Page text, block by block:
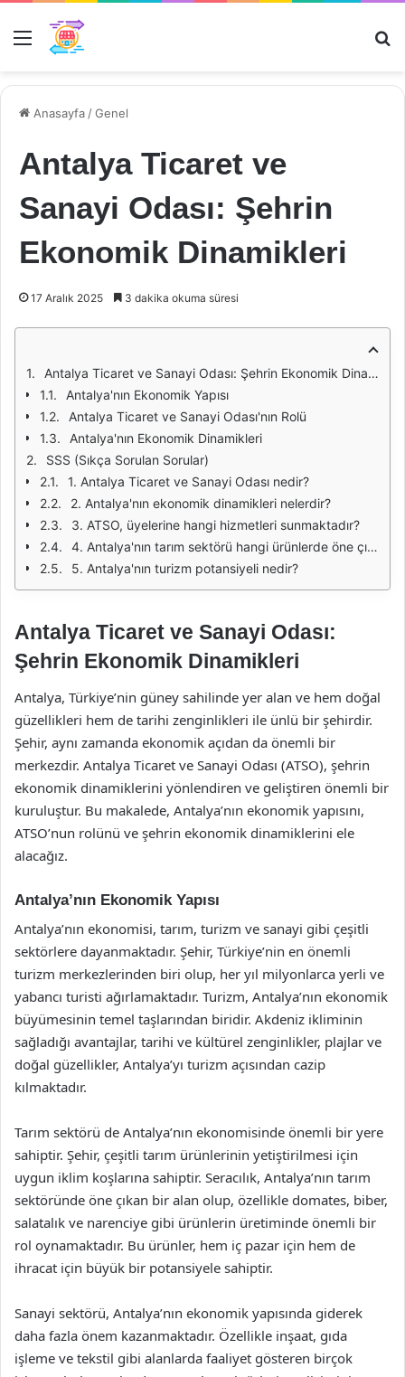
Menü
Anasayfa /Genel
Antalya Ticaret ve
Sanayi Odası: Şehrin
Ekonomik Dinamikleri
17 Aralık 2025 3 dakika okuma süresi
Antalya Ticaret ve Sanayi Odası: Şehrin Ekonomik Dinamikleri
Antalya'nın Ekonomik Yapısı
Antalya Ticaret ve Sanayi Odası'nın Rolü
Antalya'nın Ekonomik Dinamikleri
SSS (Sıkça Sorulan Sorular)
1. Antalya Ticaret ve Sanayi Odası nedir?
2. Antalya'nın ekonomik dinamikleri nelerdir?
3. ATSO, üyelerine hangi hizmetleri sunmaktadır?
4. Antalya'nın tarım sektörü hangi ürünlerde öne çıkmaktadır?
5. Antalya'nın turizm potansiyeli nedir?
Antalya Ticaret ve Sanayi Odası:
Şehrin Ekonomik Dinamikleri
Antalya, Türkiye’nin güney sahilinde yer alan ve hem doğal
güzellikleri hem de tarihi zenginlikleri ile ünlü bir şehirdir.
Şehir, aynı zamanda ekonomik açıdan da önemli bir
merkezdir. Antalya Ticaret ve Sanayi Odası (ATSO), şehrin
ekonomik dinamiklerini yönlendiren ve geliştiren önemli bir
kuruluştur. Bu makalede, Antalya’nın ekonomik yapısını,
ATSO’nun rolünü ve şehrin ekonomik dinamiklerini ele
alacağız.
Antalya’nın Ekonomik Yapısı
Antalya’nın ekonomisi, tarım, turizm ve sanayi gibi çeşitli
sektörlere dayanmaktadır. Şehir, Türkiye’nin en önemli
turizm merkezlerinden biri olup, her yıl milyonlarca yerli ve
yabancı turisti ağırlamaktadır. Turizm, Antalya’nın ekonomik
büyümesinin temel taşlarından biridir. Akdeniz ikliminin
sağladığı avantajlar, tarihi ve kültürel zenginlikler, plajlar ve
doğal güzellikler, Antalya’yı turizm açısından cazip
kılmaktadır.
Tarım sektörü de Antalya’nın ekonomisinde önemli bir yere
sahiptir. Şehir, çeşitli tarım ürünlerinin yetiştirilmesi için
uygun iklim koşlarına sahiptir. Seracılık, Antalya’nın tarım
sektöründe öne çıkan bir alan olup, özellikle domates, biber,
salatalık ve narenciye gibi ürünlerin üretiminde önemli bir
rol oynamaktadır. Bu ürünler, hem iç pazar için hem de
ihracat için büyük bir potansiyele sahiptir.
Sanayi sektörü, Antalya’nın ekonomik yapısında giderek
daha fazla önem kazanmaktadır. Özellikle inşaat, gıda
işleme ve tekstil gibi alanlarda faaliyet gösteren birçok